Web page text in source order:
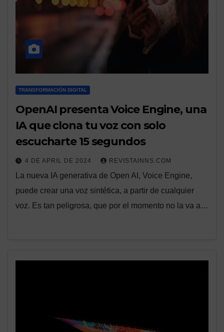
TRANSFORMACIÓN DIGITAL
OpenAI presenta Voice Engine, una
IA que clona tu voz con solo
escucharte 15 segundos
4 DE APRIL DE 2024 REVISTAINNS.COM
La nueva IA generativa de Open AI, Voice Engine,
puede crear una voz sintética, a partir de cualquier
voz. Es tan peligrosa, que por el momento no la va a…